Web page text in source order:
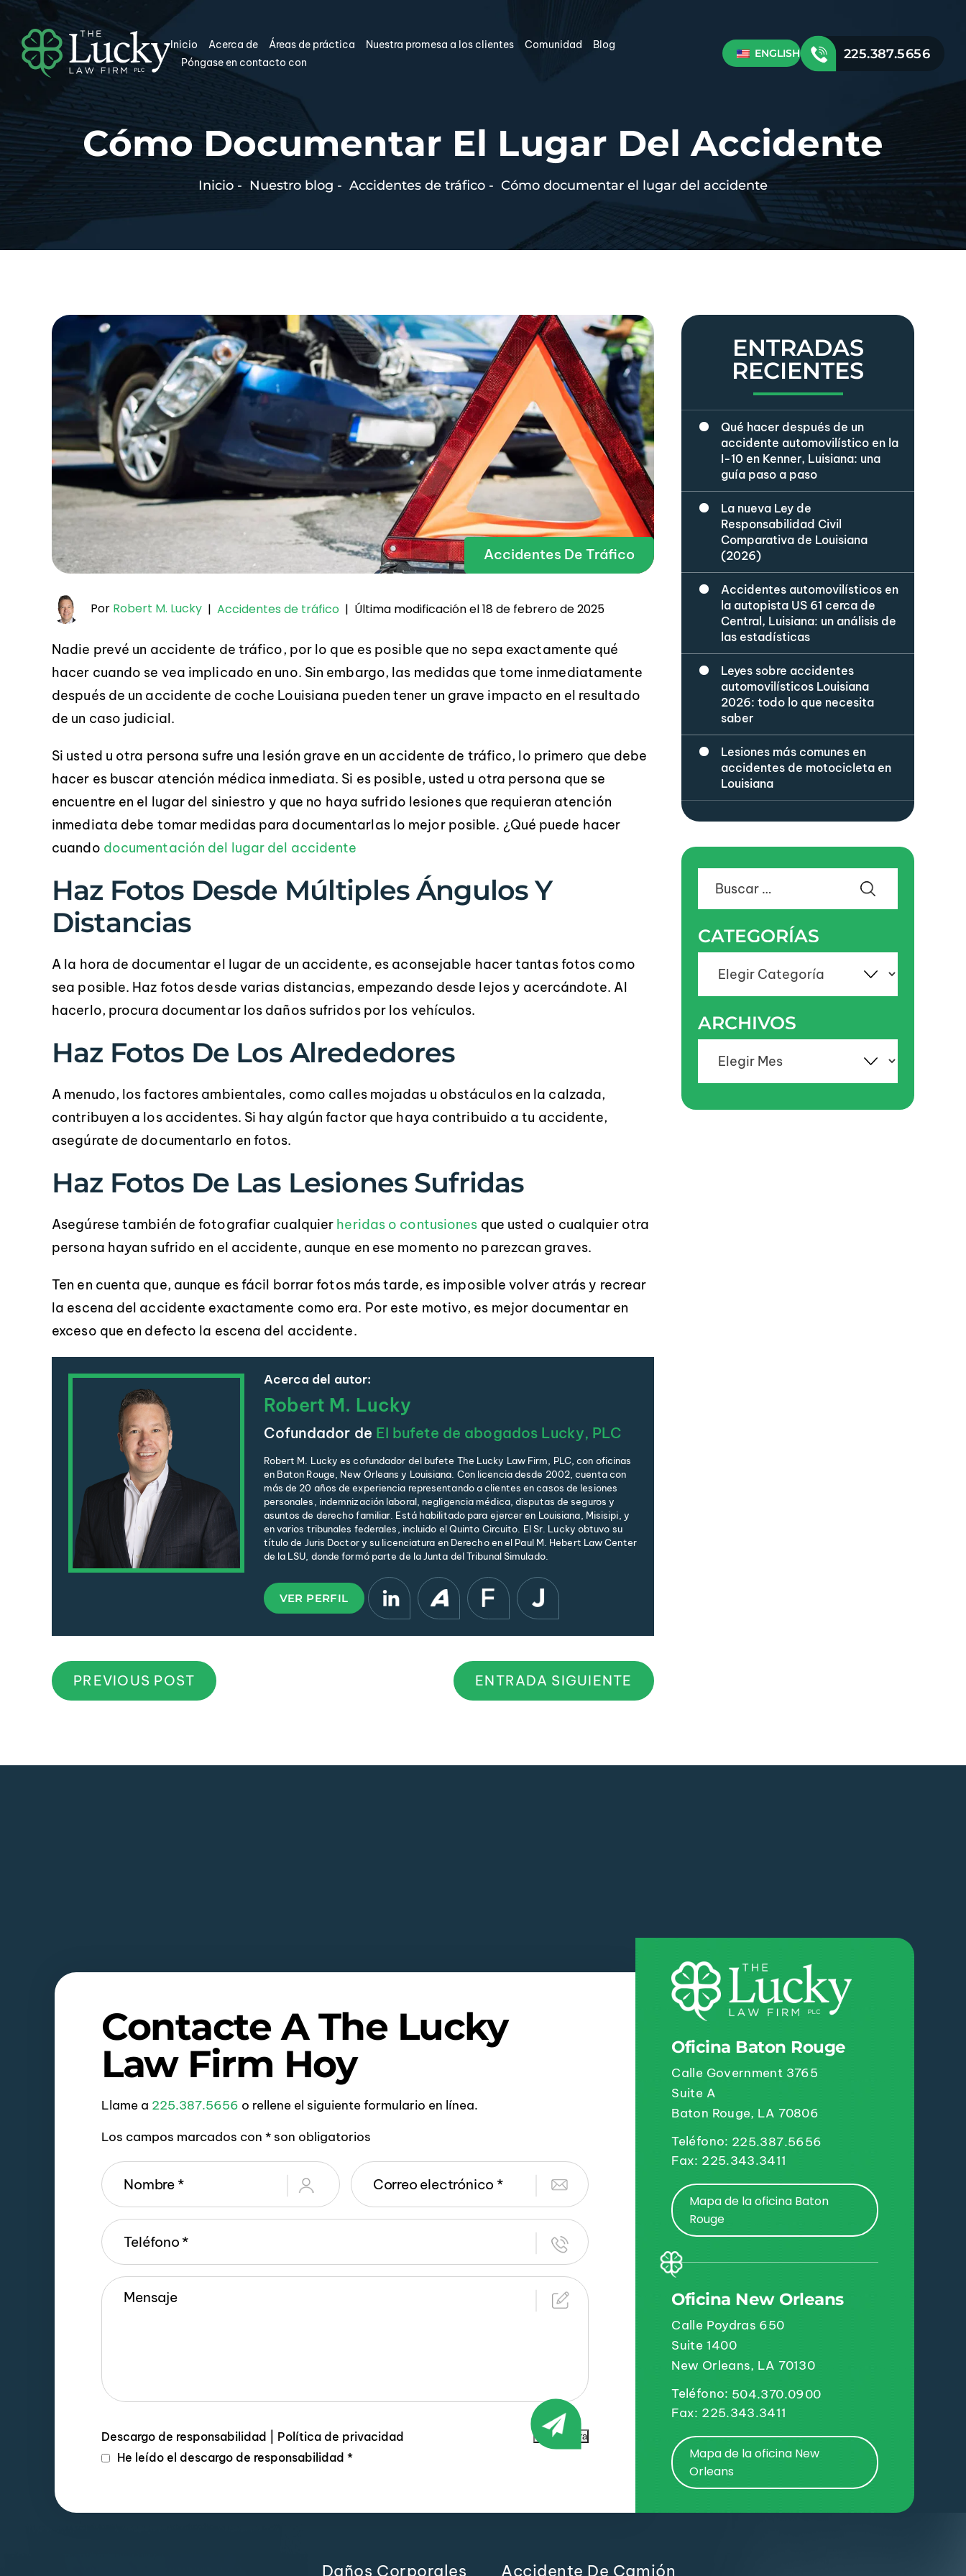
Inicio Acerca de Áreas de práctica Nuestra promesa a los clientes Comunidad
Blog
Póngase en contacto con
ENGLISH 225.387.5656
Cómo Documentar El Lugar Del Accidente
Inicio - Nuestro blog - Accidentes de tráfico - Cómo documentar el lugar del accidente
Accidentes De Tráfico
Por Robert M. Lucky | Accidentes de tráfico | Última modificación el 18 de febrero de 2025
Nadie prevé un accidente de tráfico, por lo que es posible que no sepa exactamente qué
hacer cuando se vea implicado en uno. Sin embargo, las medidas que tome inmediatamente
después de un accidente de coche Louisiana pueden tener un grave impacto en el resultado
de un caso judicial.
Si usted u otra persona sufre una lesión grave en un accidente de tráfico, lo primero que debe
hacer es buscar atención médica inmediata. Si es posible, usted u otra persona que se
encuentre en el lugar del siniestro y que no haya sufrido lesiones que requieran atención
inmediata debe tomar medidas para documentarlas lo mejor posible. ¿Qué puede hacer
cuando documentación del lugar del accidente
Haz Fotos Desde Múltiples Ángulos Y
Distancias
A la hora de documentar el lugar de un accidente, es aconsejable hacer tantas fotos como
sea posible. Haz fotos desde varias distancias, empezando desde lejos y acercándote. Al
hacerlo, procura documentar los daños sufridos por los vehículos.
Haz Fotos De Los Alrededores
A menudo, los factores ambientales, como calles mojadas u obstáculos en la calzada,
contribuyen a los accidentes. Si hay algún factor que haya contribuido a tu accidente,
asegúrate de documentarlo en fotos.
Haz Fotos De Las Lesiones Sufridas
Asegúrese también de fotografiar cualquier heridas o contusiones que usted o cualquier otra
persona hayan sufrido en el accidente, aunque en ese momento no parezcan graves.
Ten en cuenta que, aunque es fácil borrar fotos más tarde, es imposible volver atrás y recrear
la escena del accidente exactamente como era. Por este motivo, es mejor documentar en
exceso que en defecto la escena del accidente.
Acerca del autor:
Robert M. Lucky
Cofundador de El bufete de abogados Lucky, PLC
Robert M. Lucky es cofundador del bufete The Lucky Law Firm, PLC, con oficinas
en Baton Rouge, New Orleans y Louisiana. Con licencia desde 2002, cuenta con
más de 20 años de experiencia representando a clientes en casos de lesiones
personales, indemnización laboral, negligencia médica, disputas de seguros y
asuntos de derecho familiar. Está habilitado para ejercer en Louisiana, Misisipi, y
en varios tribunales federales, incluido el Quinto Circuito. El Sr. Lucky obtuvo su
título de Juris Doctor y su licenciatura en Derecho en el Paul M. Hebert Law Center
de la LSU, donde formó parte de la Junta del Tribunal Simulado.
VER PERFIL
PREVIOUS POST ENTRADA SIGUIENTE
ENTRADAS
RECIENTES
Qué hacer después de un
accidente automovilístico en la
I-10 en Kenner, Luisiana: una
guía paso a paso
La nueva Ley de
Responsabilidad Civil
Comparativa de Louisiana
(2026)
Accidentes automovilísticos en
la autopista US 61 cerca de
Central, Luisiana: un análisis de
las estadísticas
Leyes sobre accidentes
automovilísticos Louisiana
2026: todo lo que necesita
saber
Lesiones más comunes en
accidentes de motocicleta en
Louisiana
CATEGORÍAS
ARCHIVOS
Contacte A The Lucky
Law Firm Hoy
Llame a 225.387.5656 o rellene el siguiente formulario en línea.
Los campos marcados con * son obligatorios
Descargo de responsabilidad
Política de privacidad
He leído el descargo de responsabilidad*
Enviar ahora
Oficina Baton Rouge
Calle Government 3765
Suite A
Baton Rouge, LA 70806
Teléfono: 225.387.5656
Fax: 225.343.3411
Mapa de la oficina Baton
Rouge
Oficina New Orleans
Calle Poydras 650
Suite 1400
New Orleans, LA 70130
Teléfono: 504.370.0900
Fax: 225.343.3411
Mapa de la oficina New
Orleans
Daños Corporales Accidente De Camión